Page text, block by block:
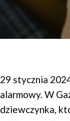
29 stycznia
alarmowy. W
dziewczynka,